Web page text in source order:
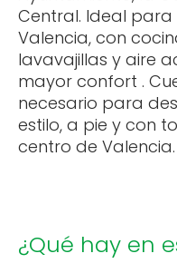
Central. Ideal
Valencia, con
lavavajillas y aire
mayor confort .
necesario para
estilo, a pie y con
centro de Valencia.
¿Qué hay en